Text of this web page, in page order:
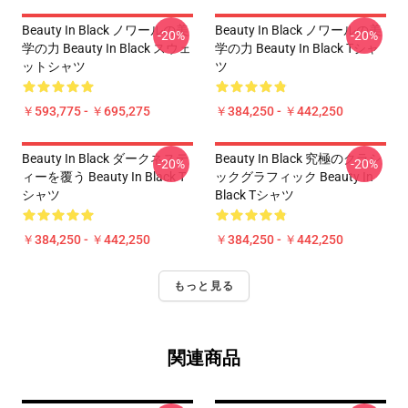
Beauty In Black ノワールの美
学の力 Beauty In Black スウェ
ットシャツ
￥593,775 - ￥695,275
-20%
Beauty In Black ノワールの美
学の力 Beauty In Black Tシャ
ツ
￥384,250 - ￥442,250
-20%
Beauty In Black ダークネステ
ィーを覆う Beauty In Black T
シャツ
￥384,250 - ￥442,250
-20%
Beauty In Black 究極のクラシ
ックグラフィック Beauty In
Black Tシャツ
￥384,250 - ￥442,250
-20%
もっと見る
関連商品